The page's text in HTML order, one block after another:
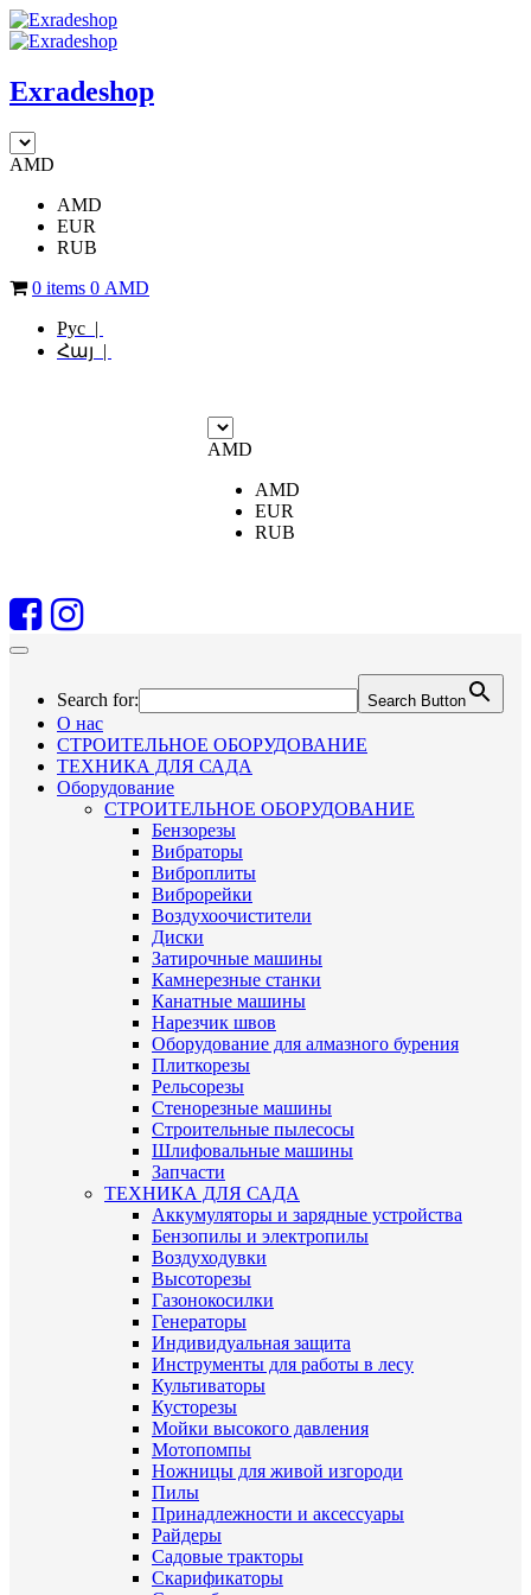
Exradeshop
AMD
AMD
EUR
RUB
0 items 0 AMD
Рус |
Հայ |
AMD
AMD
EUR
RUB
Search for: Search Button
О нас
СТРОИТЕЛЬНОЕ ОБОРУДОВАНИЕ
ТЕХНИКА ДЛЯ САДА
Оборудование
СТРОИТЕЛЬНОЕ ОБОРУДОВАНИЕ
Бензорезы
Вибраторы
Виброплиты
Виброрейки
Воздухоочистители
Диски
Затирочные машины
Камнерезные станки
Канатные машины
Нарезчик швов
Оборудование для алмазного бурения
Плиткорезы
Рельсорезы
Стенорезные машины
Строительные пылесосы
Шлифовальные машины
Запчасти
ТЕХНИКА ДЛЯ САДА
Аккумуляторы и зарядные устройства
Бензопилы и электропилы
Воздуходувки
Высоторезы
Газонокосилки
Генераторы
Индивидуальная защита
Инструменты для работы в лесу
Культиваторы
Кусторезы
Мойки высокого давления
Мотопомпы
Ножницы для живой изгороди
Пилы
Принадлежности и аксессуары
Райдеры
Садовые тракторы
Скарификаторы